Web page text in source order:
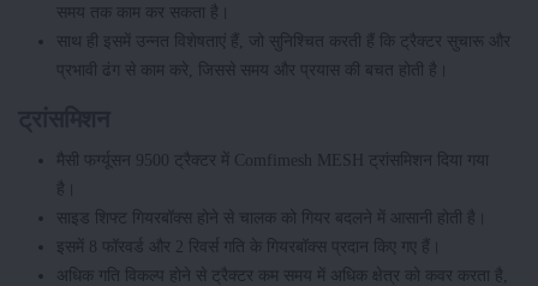
समय तक काम कर सकता है।
साथ ही इसमें उन्नत विशेषताएं हैं, जो सुनिश्चित करती हैं कि ट्रैक्टर सुचारू और
प्रभावी ढंग से काम करे, जिससे समय और प्रयास की बचत होती है।
मैसी फर्ग्यूसन 9500 ट्रैक्टर में Comfimesh MESH ट्रांसमिशन दिया गया
है।
साइड शिफ्ट गियरबॉक्स होने से चालक को गियर बदलने में आसानी होती है।
इसमें 8 फॉरवर्ड और 2 रिवर्स गति के गियरबॉक्स प्रदान किए गए हैं।
अधिक गति विकल्प होने से ट्रैक्टर कम समय में अधिक क्षेत्र को कवर करता है,